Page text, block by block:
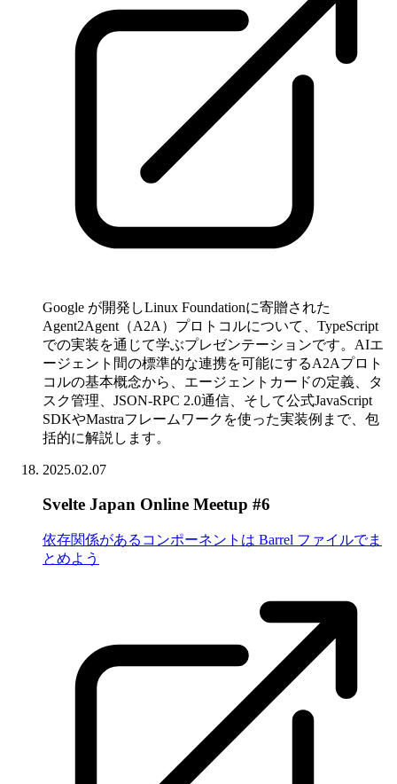
Google が開発しLinux Foundationに寄贈された
Agent2Agent（A2A）プロトコルについて、TypeScript
での実装を通じて学ぶプレゼンテーションです。AIエ
ージェント間の標準的な連携を可能にするA2Aプロト
コルの基本概念から、エージェントカードの定義、タ
スク管理、JSON-RPC 2.0通信、そして公式JavaScript
SDKやMastraフレームワークを使った実装例まで、包
括的に解説します。
2025.02.07
Svelte Japan Online Meetup #6
依存関係があるコンポーネントは Barrel ファイルでま
とめよう